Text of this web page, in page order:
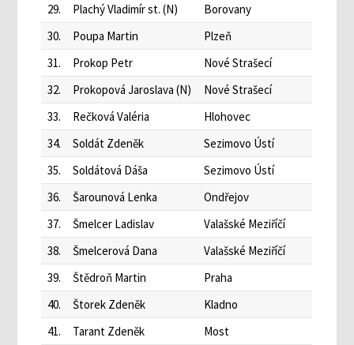
29.
Plachý Vladimír st. (N)
Borovany
30.
Poupa Martin
Plzeň
31.
Prokop Petr
Nové Strašecí
32.
Prokopová Jaroslava (N)
Nové Strašecí
33.
Rečková Valéria
Hlohovec
34.
Soldát Zdeněk
Sezimovo Ústí
35.
Soldátová Dáša
Sezimovo Ústí
36.
Šarounová Lenka
Ondřejov
37.
Šmelcer Ladislav
Valašské Meziříčí
38.
Šmelcerová Dana
Valašské Meziříčí
39.
Štědroň Martin
Praha
40.
Štorek Zdeněk
Kladno
41.
Tarant Zdeněk
Most